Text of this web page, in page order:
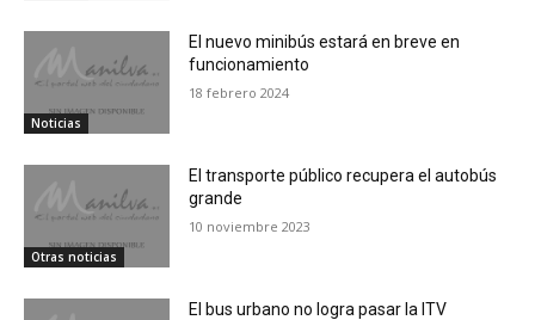
Noticias
El nuevo minibús estará en breve en
funcionamiento
18 febrero 2024
Otras noticias
El transporte público recupera el autobús
grande
10 noviembre 2023
El bus urbano no logra pasar la ITV